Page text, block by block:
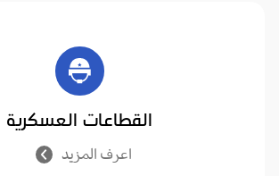
القطاعات العسكرية
اعرف المزيد